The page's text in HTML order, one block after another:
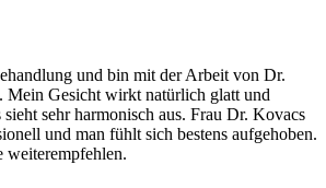
und bin mit der Arbeit von Dr.
Mein Gesicht wirkt natürlich glatt und
sehr harmonisch aus. Frau Dr. Kovacs
und man fühlt sich bestens aufgehoben.
weiterempfehlen.